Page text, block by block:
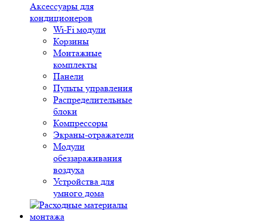
Аксессуары для
кондиционеров
Wi-Fi модули
Корзины
Монтажные
комплекты
Панели
Пульты управления
Распределительные
блоки
Компрессоры
Экраны-отражатели
Модули
обеззараживания
воздуха
Устройства для
умного дома